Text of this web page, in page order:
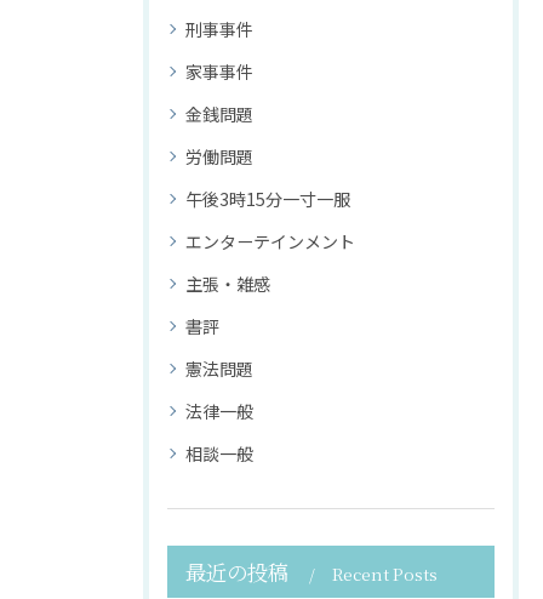
刑事事件
家事事件
金銭問題
労働問題
午後3時15分一寸一服
エンターテインメント
主張・雑感
書評
憲法問題
法律一般
相談一般
最近の投稿 Recent Posts